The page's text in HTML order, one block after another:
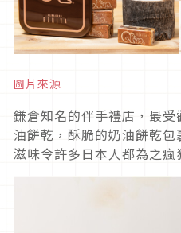
圖片來源
鎌倉知名的伴手禮店，最
油餅乾，酥脆的奶油餅乾
滋味令許多日本人都為之瘋